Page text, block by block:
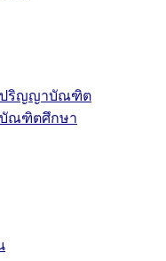
ปริญญาบัณฑิต
บัณฑิตศึกษา